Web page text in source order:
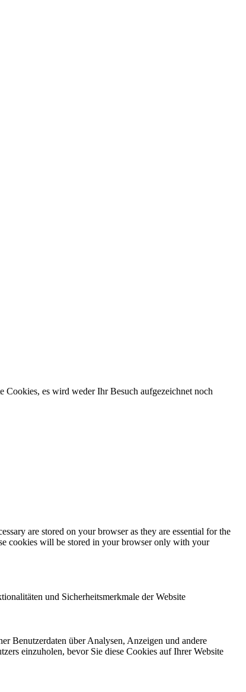
Cookies, es wird weder Ihr Besuch aufgezeichnet noch
are stored on your browser as they are essential for the
cookies will be stored in your browser only with your
und Sicherheitsmerkmale der Website
Benutzerdaten über Analysen, Anzeigen und andere
einzuholen, bevor Sie diese Cookies auf Ihrer Website